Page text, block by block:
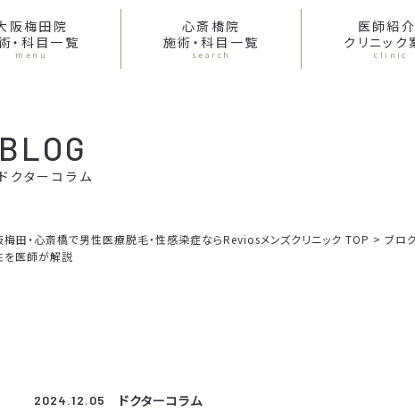
阪梅田院
・科目一覧
menu
心斎橋院
施術・科目一覧
search
医師紹介
クリニック
clinic
BLOG
ドクターコラム
梅田・心斎橋で男性医療脱毛・性感染症ならReviosメンズクリニック TOP > ブロ
を医師が解説
2024.12.05 ドクターコラム